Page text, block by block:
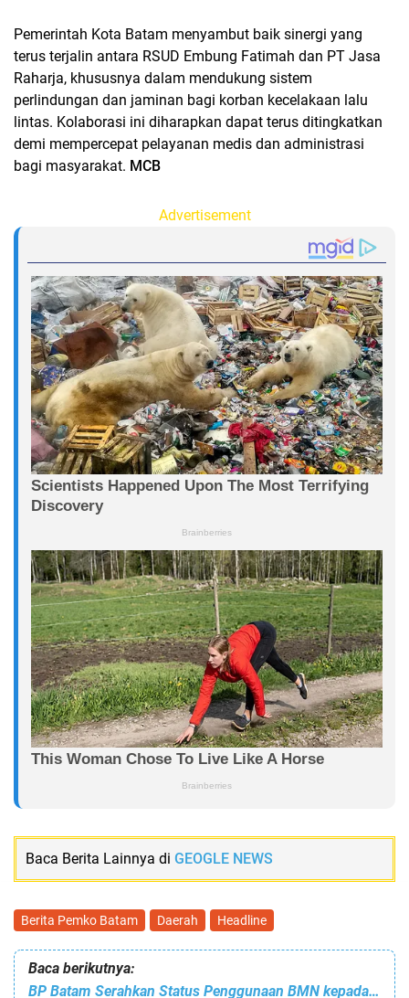
Pemerintah Kota Batam menyambut baik sinergi yang
terus terjalin antara RSUD Embung Fatimah dan PT Jasa
Raharja, khususnya dalam mendukung sistem
perlindungan dan jaminan bagi korban kecelakaan lalu
lintas. Kolaborasi ini diharapkan dapat terus ditingkatkan
demi mempercepat pelayanan medis dan administrasi
bagi masyarakat. MCB
Advertisement
Baca Berita Lainnya di GEOGLE NEWS
Berita Pemko Batam Daerah Headline
Baca berikutnya:
BP Batam Serahkan Status Penggunaan BMN kepada TNI AU